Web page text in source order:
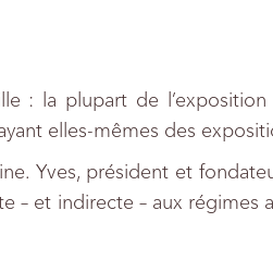
: la plupart de
elles-mêmes des
Yves, président et
– et indirecte – aux régimes